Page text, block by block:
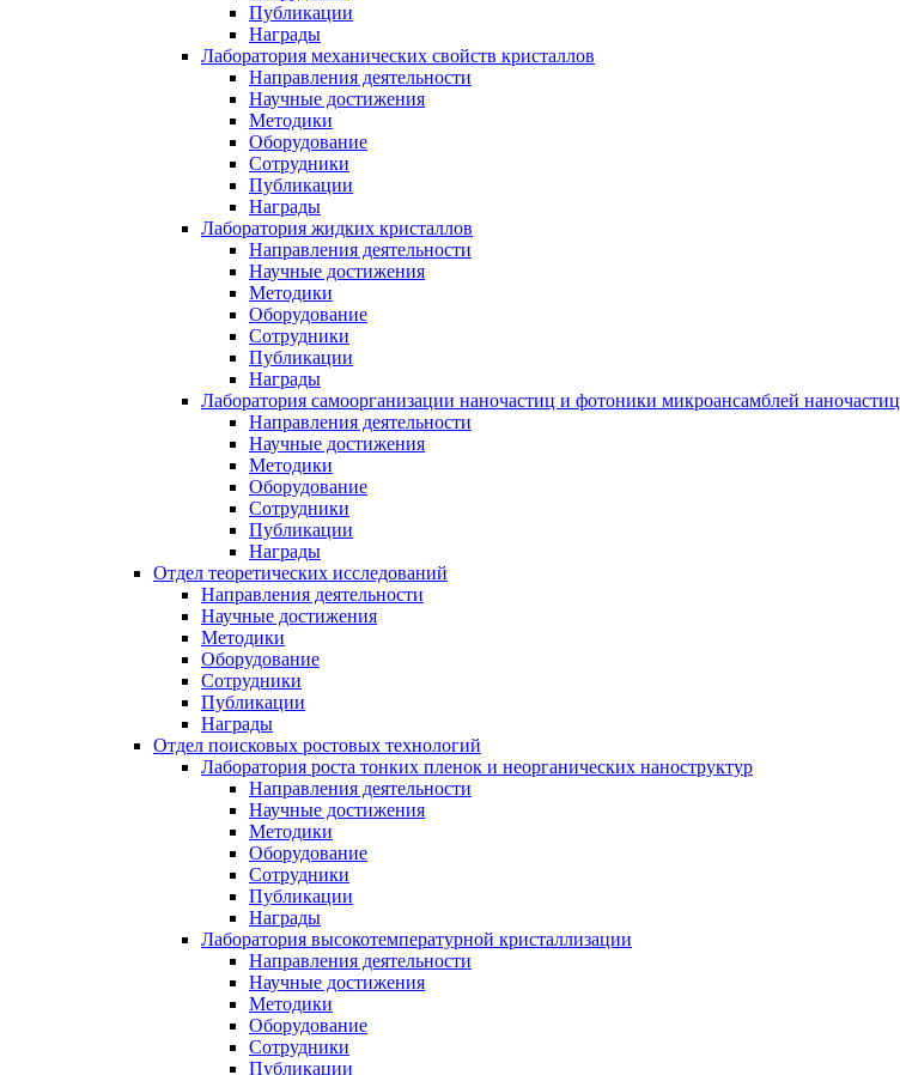
Публикации
Награды
Лаборатория механических свойств кристаллов
Направления деятельности
Научные достижения
Методики
Оборудование
Сотрудники
Публикации
Награды
Лаборатория жидких кристаллов
Направления деятельности
Научные достижения
Методики
Оборудование
Сотрудники
Публикации
Награды
Лаборатория самоорганизации наночастиц и фотоники микроансамблей наночастиц
Направления деятельности
Научные достижения
Методики
Оборудование
Сотрудники
Публикации
Награды
Отдел теоретических исследований
Направления деятельности
Научные достижения
Методики
Оборудование
Сотрудники
Публикации
Награды
Отдел поисковых ростовых технологий
Лаборатория роста тонких пленок и неорганических наноструктур
Направления деятельности
Научные достижения
Методики
Оборудование
Сотрудники
Публикации
Награды
Лаборатория высокотемпературной кристаллизации
Направления деятельности
Научные достижения
Методики
Оборудование
Сотрудники
Публикации